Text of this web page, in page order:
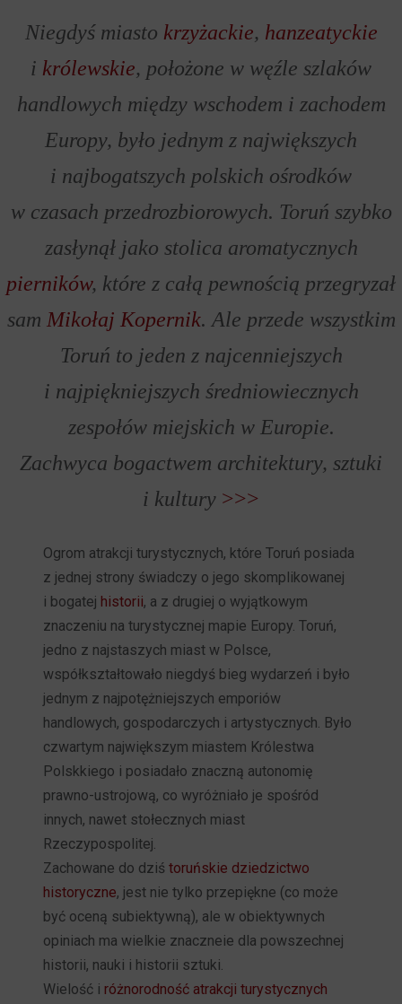
Niegdyś miasto krzyżackie, hanzeatyckie
i królewskie, położone w węźle szlaków
handlowych między wschodem i zachodem
Europy, było jednym z największych
i najbogatszych polskich ośrodków
w czasach przedrozbiorowych. Toruń szybko
zasłynął jako stolica aromatycznych
pierników, które z całą pewnością przegryzał
sam Mikołaj Kopernik. Ale przede wszystkim
Toruń to jeden z najcenniejszych
i najpiękniejszych średniowiecznych
zespołów miejskich w Europie.
Zachwyca bogactwem architektury, sztuki
i kultury >>>
Ogrom atrakcji turystycznych, które Toruń posiada
z jednej strony świadczy o jego skomplikowanej
i bogatej historii, a z drugiej o wyjątkowym
znaczeniu na turystycznej mapie Europy. Toruń,
jedno z najstaszych miast w Polsce,
współkształtowało niegdyś bieg wydarzeń i było
jednym z najpotężniejszych emporiów
handlowych, gospodarczych i artystycznych. Było
czwartym największym miastem Królestwa
Polskkiego i posiadało znaczną autonomię
prawno-ustrojową, co wyróżniało je spośród
innych, nawet stołecznych miast
Rzeczypospolitej.
Zachowane do dziśtoruńskie dziedzictwo
historyczne, jest nie tylko przepiękne (co może
być oceną subiektywną), ale w obiektywnych
opiniach ma wielkie znaczneie dla powszechnej
historii, nauki i historii sztuki.
Wielość i różnorodność atrakcji turystycznych